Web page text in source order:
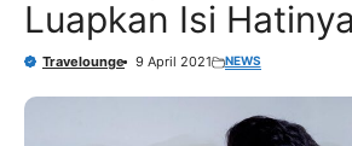
Luapkan Isi Hatinya
Travelounge 9 April 2021 NEWS